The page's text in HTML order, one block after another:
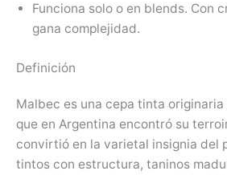
Funciona solo o en blends. Con
gana complejidad.
Definición
Malbec es una cepa tinta originaria
que en Argentina encontró su
convirtió en la varietal insignia del
tintos con estructura, taninos